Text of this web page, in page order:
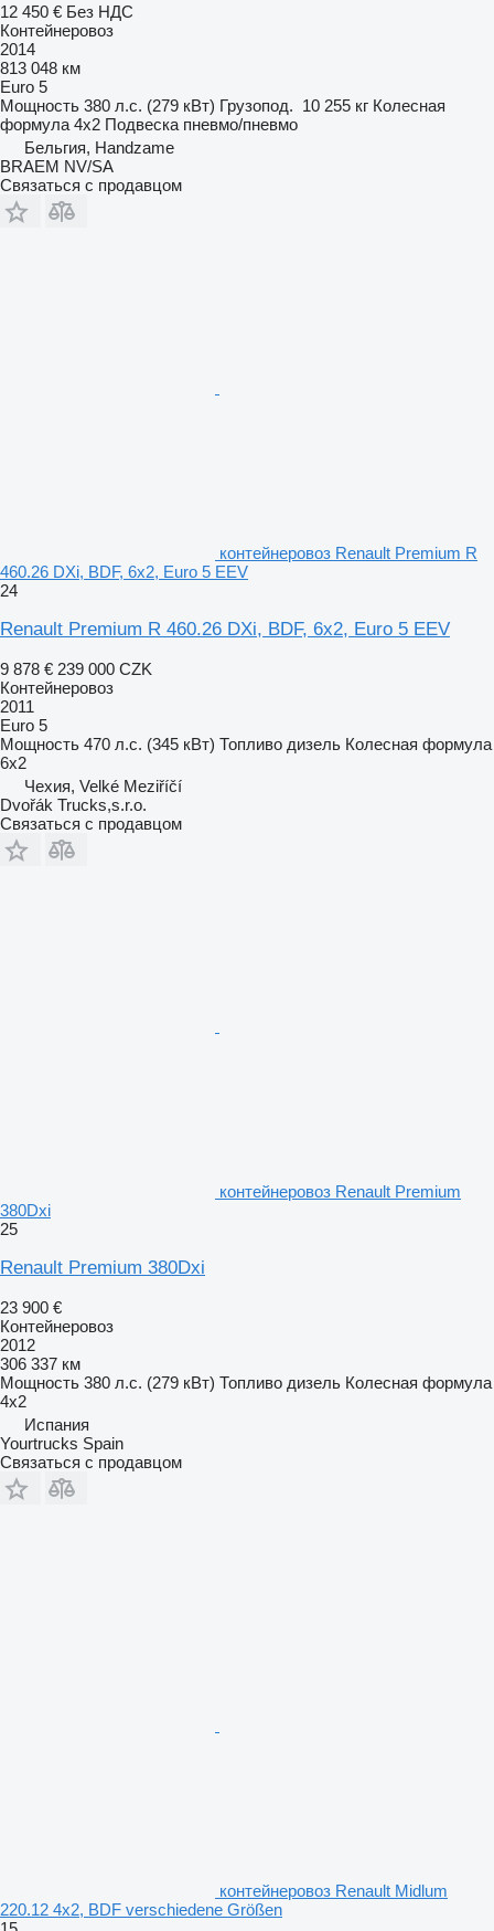
12 450 € Без НДС
Контейнеровоз
2014
813 048 км
Euro 5
Мощность 380 л.с. (279 кВт) Грузопод. 10 255 кг Колесная
формула 4x2 Подвеска пневмо/пневмо
Бельгия, Handzame
BRAEM NV/SA
Связаться с продавцом
контейнеровоз Renault Premium R
460.26 DXi, BDF, 6x2, Euro 5 EEV
24
Renault Premium R 460.26 DXi, BDF, 6x2, Euro 5 EEV
9 878 € 239 000 CZK
Контейнеровоз
2011
Euro 5
Мощность 470 л.с. (345 кВт) Топливо дизель Колесная формула
6x2
Чехия, Velké Meziříčí
Dvořák Trucks,s.r.o.
Связаться с продавцом
контейнеровоз Renault Premium
380Dxi
25
Renault Premium 380Dxi
23 900 €
Контейнеровоз
2012
306 337 км
Мощность 380 л.с. (279 кВт) Топливо дизель Колесная формула
4x2
Испания
Yourtrucks Spain
Связаться с продавцом
контейнеровоз Renault Midlum
220.12 4x2, BDF verschiedene Größen